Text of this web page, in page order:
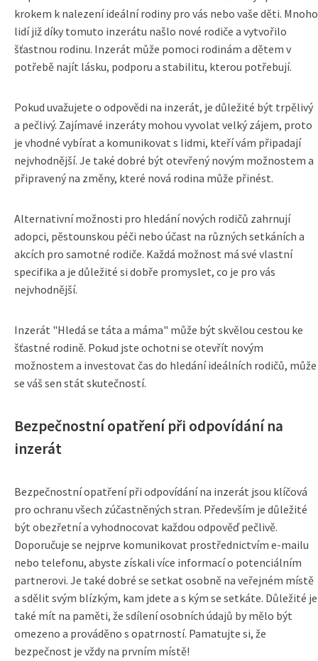
krokem k nalezení ideální rodiny pro vás nebo vaše děti. Mnoho
lidí již díky tomuto inzerátu našlo nové rodiče a vytvořilo
šťastnou rodinu. Inzerát může pomoci rodinám a dětem v
potřebě najít lásku, podporu a stabilitu, kterou potřebují.
Pokud uvažujete o odpovědi na inzerát, je důležité být trpělivý
a pečlivý. Zajímavé inzeráty mohou vyvolat velký zájem, proto
je vhodné vybírat a komunikovat s lidmi, kteří vám připadají
nejvhodnější. Je také dobré být otevřený novým možnostem a
připravený na změny, které nová rodina může přinést.
Alternativní možnosti pro hledání nových rodičů zahrnují
adopci, pěstounskou péči nebo účast na různých setkáních a
akcích pro samotné rodiče. Každá možnost má své vlastní
specifika a je důležité si dobře promyslet, co je pro vás
nejvhodnější.
Inzerát "Hledá se táta a máma" může být skvělou cestou ke
šťastné rodině. Pokud jste ochotni se otevřít novým
možnostem a investovat čas do hledání ideálních rodičů, může
se váš sen stát skutečností.
Bezpečnostní opatření při odpovídání na
inzerát
Bezpečnostní opatření při odpovídání na inzerát jsou klíčová
pro ochranu všech zúčastněných stran. Především je důležité
být obezřetní a vyhodnocovat každou odpověď pečlivě.
Doporučuje se nejprve komunikovat prostřednictvím e-mailu
nebo telefonu, abyste získali více informací o potenciálním
partnerovi. Je také dobré se setkat osobně na veřejném místě
a sdělit svým blízkým, kam jdete a s kým se setkáte. Důležité je
také mít na paměti, že sdílení osobních údajů by mělo být
omezeno a prováděno s opatrností. Pamatujte si, že
bezpečnost je vždy na prvním místě!